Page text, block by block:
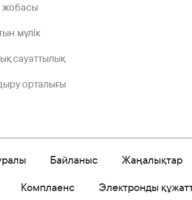
мүлік
сауаттылық
орталығы
Байланыс Жаңалықтар
Комплаенс Электронды